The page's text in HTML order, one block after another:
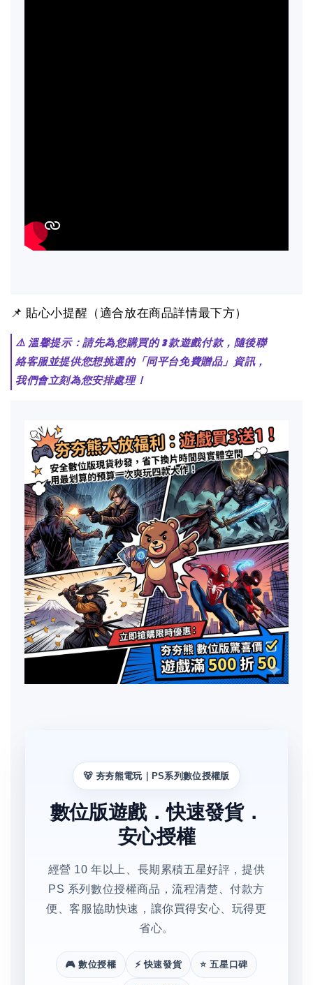
📌 貼心小提醒（適合放在商品詳情最下方）
⚠️ 溫馨提示：請先為您購買的 3 款遊戲付款，隨後聯
絡客服並提供您想挑選的「同平台免費贈品」資訊，
我們會立刻為您安排處理！
🐻 夯夯熊電玩｜PS系列數位授權版
數位版遊戲．快速發貨．
安心授權
經營 10 年以上、長期累積五星好評，提供
PS 系列數位授權商品，流程清楚、付款方
便、客服協助快速，讓你買得安心、玩得更
省心。
🎮 數位授權 ⚡ 快速發貨 ⭐ 五星口碑